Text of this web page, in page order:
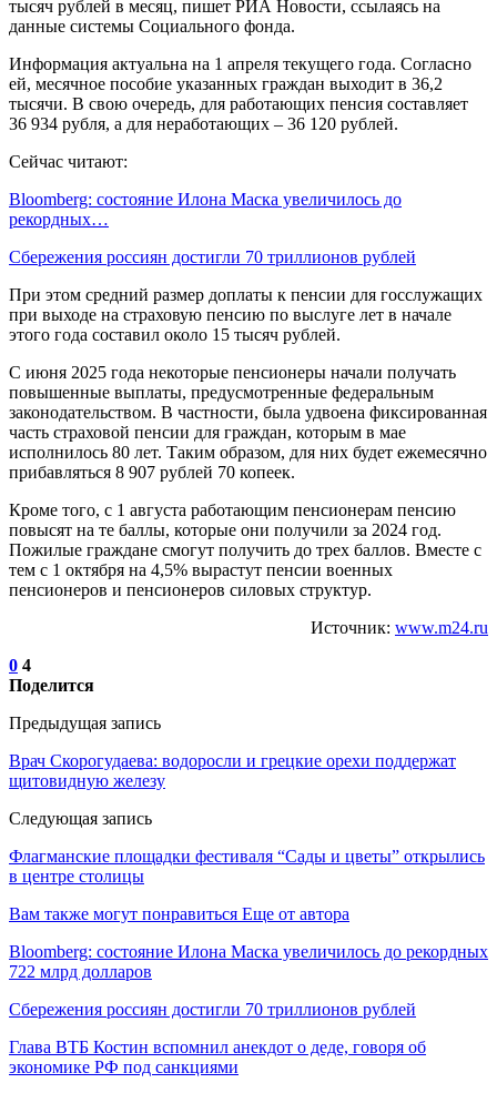
тысяч рублей в месяц, пишет РИА Новости, ссылаясь на
данные системы Социального фонда.
Информация актуальна на 1 апреля текущего года. Согласно
ей, месячное пособие указанных граждан выходит в 36,2
тысячи. В свою очередь, для работающих пенсия составляет
36 934 рубля, а для неработающих – 36 120 рублей.
Сейчас читают:
Bloomberg: состояние Илона Маска увеличилось до
рекордных…
Сбережения россиян достигли 70 триллионов рублей
При этом средний размер доплаты к пенсии для госслужащих
при выходе на страховую пенсию по выслуге лет в начале
этого года составил около 15 тысяч рублей.
С июня 2025 года некоторые пенсионеры начали получать
повышенные выплаты, предусмотренные федеральным
законодательством. В частности, была удвоена фиксированная
часть страховой пенсии для граждан, которым в мае
исполнилось 80 лет. Таким образом, для них будет ежемесячно
прибавляться 8 907 рублей 70 копеек.
Кроме того, с 1 августа работающим пенсионерам пенсию
повысят на те баллы, которые они получили за 2024 год.
Пожилые граждане смогут получить до трех баллов. Вместе с
тем с 1 октября на 4,5% вырастут пенсии военных
пенсионеров и пенсионеров силовых структур.
Источник: www.m24.ru
0 4
Поделится
Предыдущая запись
Врач Скорогудаева: водоросли и грецкие орехи поддержат
щитовидную железу
Следующая запись
Флагманские площадки фестиваля “Сады и цветы” открылись
в центре столицы
Вам также могут понравиться Еще от автора
Bloomberg: состояние Илона Маска увеличилось до рекордных
722 млрд долларов
Сбережения россиян достигли 70 триллионов рублей
Глава ВТБ Костин вспомнил анекдот о деде, говоря об
экономике РФ под санкциями